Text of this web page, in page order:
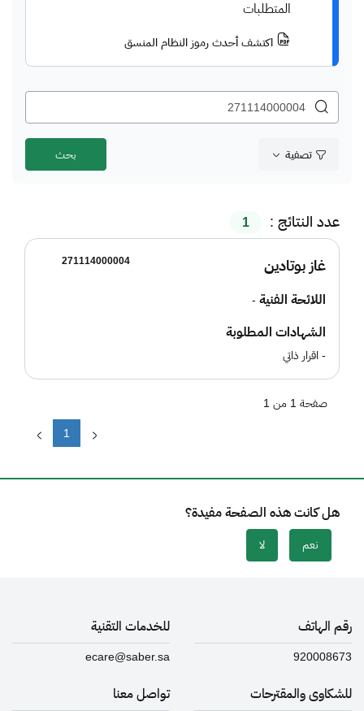
المتطلبات
اكتشف أحدث رموز النظام المنسق
تصفية
عدد النتائج : 1
271114000004 غاز بوتادين
اللائحة الفنية -
الشهادات المطلوبة
- اقرار ذاتي
1
صفحة 1 من 1
هل كانت هذه الصفحة مفيدة؟
نعم لا
رقم الهاتف
920008673
للخدمات التقنية
ecare@saber.sa
للشكاوى والمقترحات تواصل معنا